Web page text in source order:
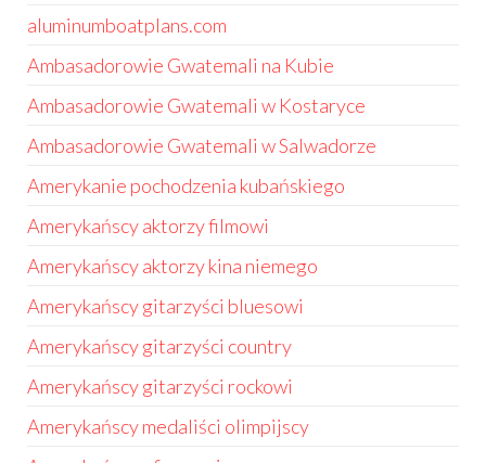
aluminumboatplans.com
Ambasadorowie Gwatemali na Kubie
Ambasadorowie Gwatemali w Kostaryce
Ambasadorowie Gwatemali w Salwadorze
Amerykanie pochodzenia kubańskiego
Amerykańscy aktorzy filmowi
Amerykańscy aktorzy kina niemego
Amerykańscy gitarzyści bluesowi
Amerykańscy gitarzyści country
Amerykańscy gitarzyści rockowi
Amerykańscy medaliści olimpijscy